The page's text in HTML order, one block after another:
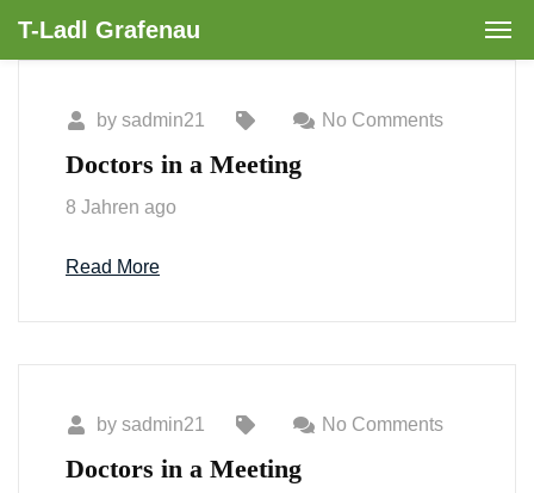
T-Ladl Grafenau
by sadmin21 No Comments
Doctors in a Meeting
8 Jahren ago
Read More
by sadmin21 No Comments
Doctors in a Meeting